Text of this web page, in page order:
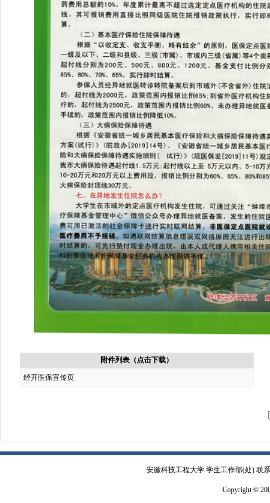
附件列表（点击下载）
经开医保宣传页
安徽科技工程大学 学生工作部(处) 联
Copyright ©